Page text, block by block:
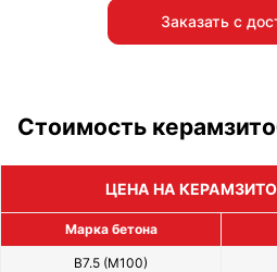
Заказать с
Стоимость
ЦЕНА НА
Марка бетона
В7.5 (М100)